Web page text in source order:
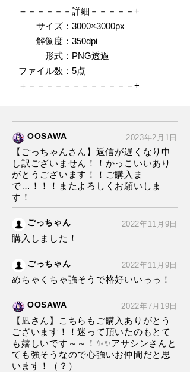
＋－－－－－詳細－－－－－+
サイズ：3000×3000px
解像度：350dpi
形式：PNG透過
ファイル数：5点
＋－－－－－－－－－－－－+
OOSAWA 2023年2月1日
【ごっちゃんさん】返信が遅くなり申
し訳ございません！！かっこいいあり
がとうございます！！ご購入ま
で…！！！またよろしくお願いしま
す！
ごっちゃん 2022年11月9日
購入しました！
ごっちゃん 2022年11月9日
めちゃくちゃ強そうで格好いいっっ！
OOSAWA 2022年7月19日
【凪さん】こちらもご購入ありがとう
ございます！！迷って頂いたのもとて
も嬉しいです～～！✨✨アサシンさんと
ても強そうなので心強いお仲間だと思
います！（？）